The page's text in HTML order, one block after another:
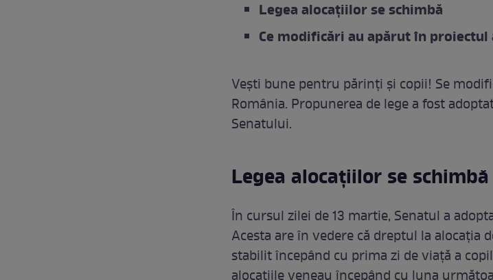
Legea alocațiilor se schimbă
Ce modificări au apărut în proiectul
Vești bune pentru părinți și copii! Se
România. Propunerea de lege a fost
Senatului.
Legea alocațiilor se schimbă
În cursul zilei de 13 martie, Senatul a
Acesta are în vedere că dreptul la alocația
stabilit începând cu prima zi de viață a